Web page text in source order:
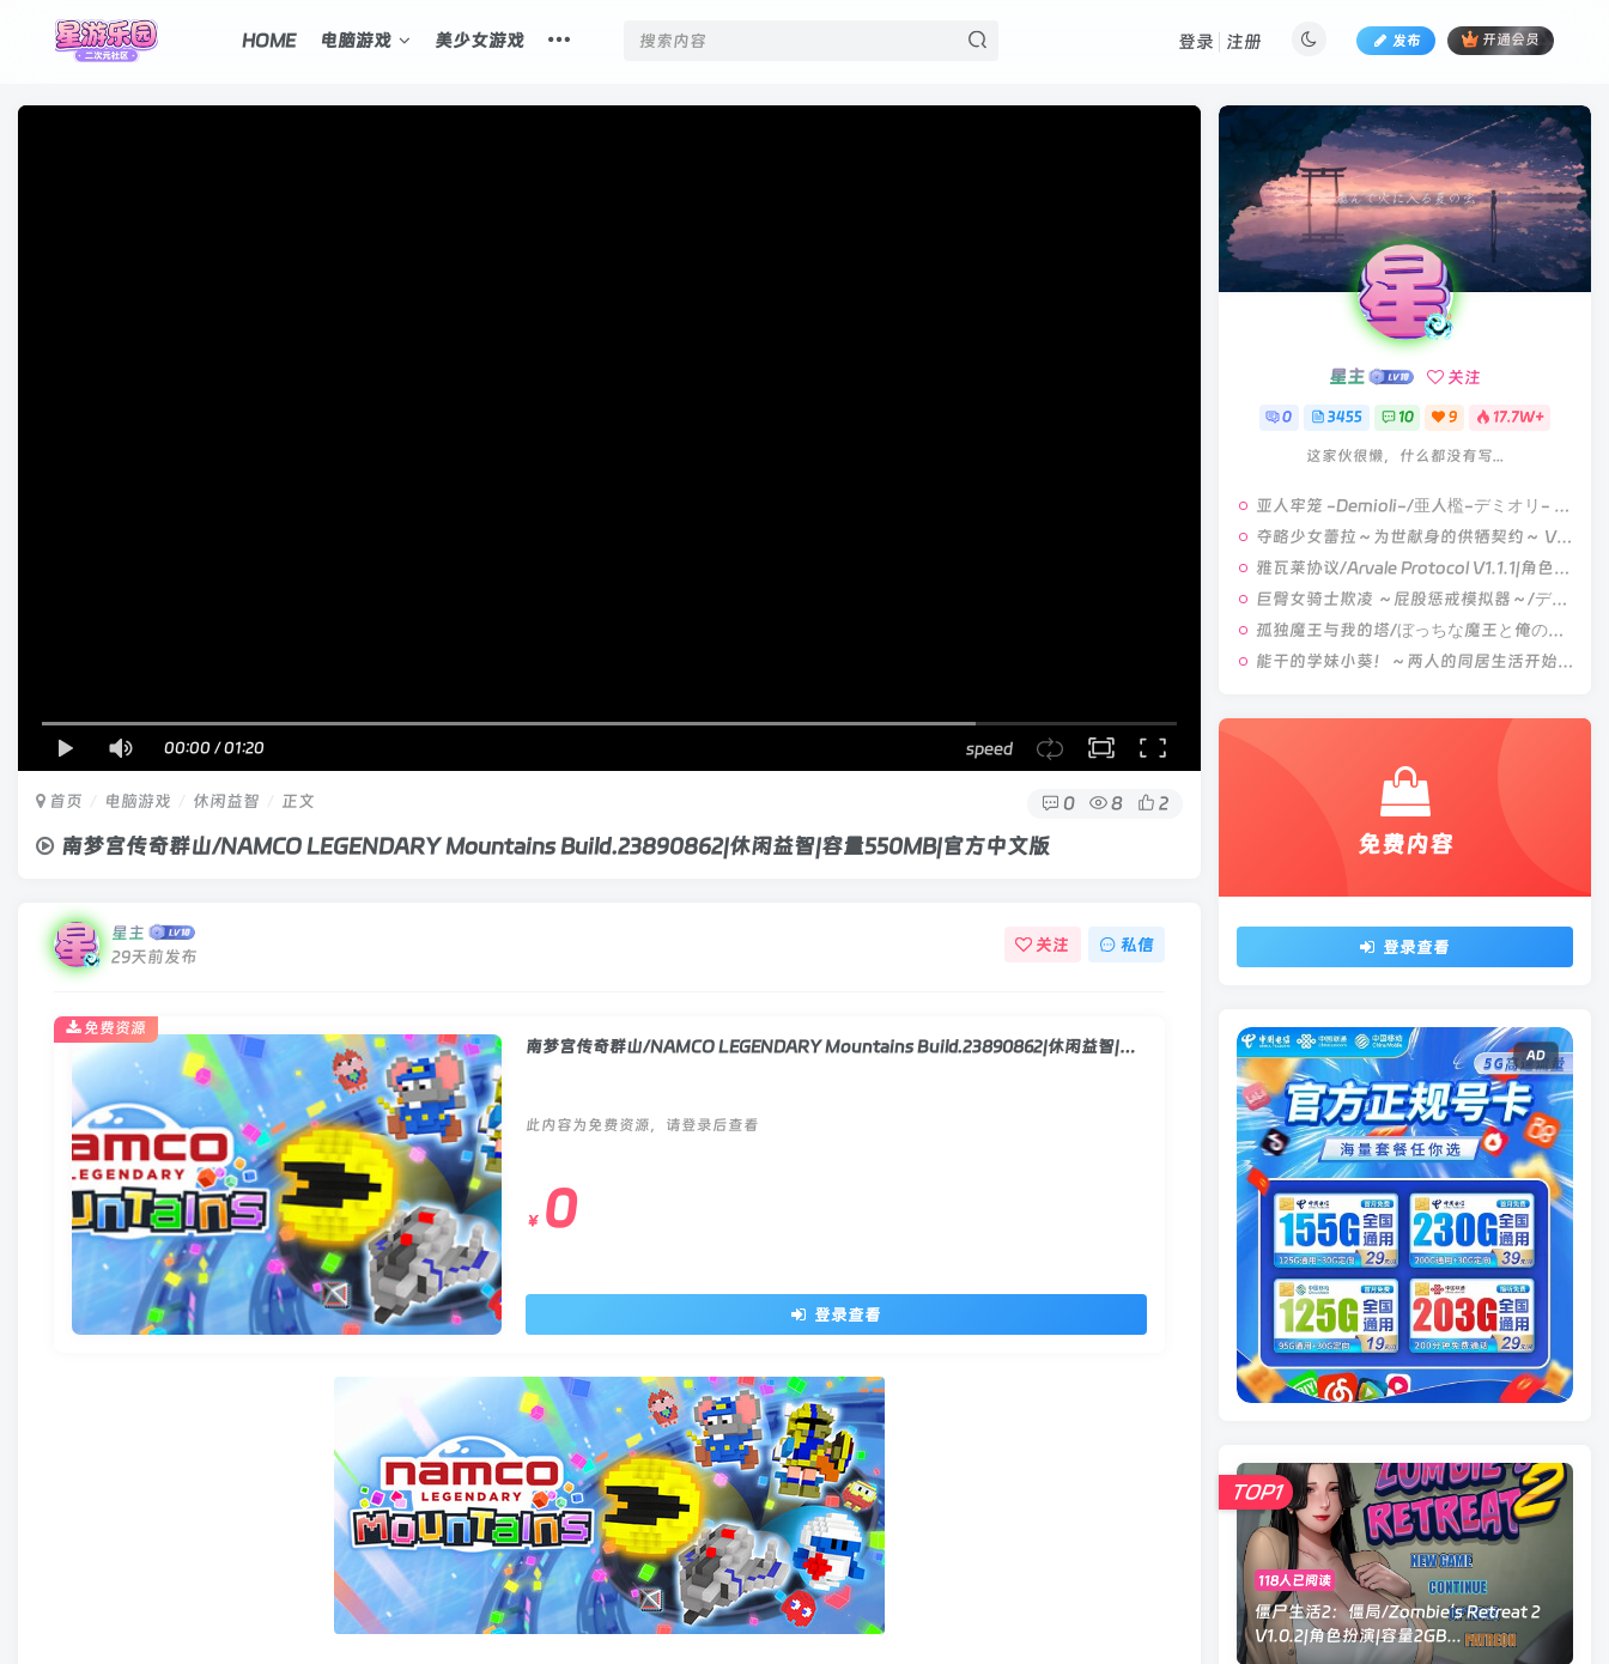
HOME 电脑游戏 美少女游戏 发布 开通会员
登录 注册
00:00 /01:20 speed
首页 电脑游戏 休闲益智 正文 0 8 2
南梦宫传奇群山/NAMCO LEGENDARY Mountains Build.23890862|休闲益智|容量550MB|官方中文版
星主
29天前发布
关注 私信
南梦宫传奇群山/NAMCO LEGENDARY Mountains Build.23890862|休闲益智|容量550MB|官方中文版
此内容为免费资源，请登录后查看
￥ 0
登录查看
免费资源
星主 关注
0 3455 10 9 17.7W+
这家伙很懒，什么都没有写...
亚人牢笼 -Demioli-/亜人檻-デミオリ- V1.00|策略模拟|容量678MB|汉化版
夺略少女蕾拉～为世献身的供牺契约～ V1.0|角色扮演|容量669MB|汉化版
雅瓦莱协议/Arvale Protocol V1.1.1|角色扮演|容量1.9GB|汉化版
巨臀女骑士欺凌 ～屁股惩戒模拟器～/デカケツ女騎士いじめ。～お尻お仕置きシミュレーション～ V1.0|策略模拟|容量452MB|汉化版
孤独魔王与我的塔/ぼっちな魔王と俺の塔 V1.0|视觉小说|容量4.4GB|官方中文版
能干的学妹小葵！～两人的同居生活开始了～/できる後輩アオイちゃん！ ～二人ぐらし始まっちゃいました～ V1.0.8|休闲益智|容量2.7GB|官方中文版
免费内容
登录查看
AD
118人已阅读
僵尸生活2：僵局/Zombie’s Retreat 2
V1.0.2|角色扮演|容量2GB...
TOP1